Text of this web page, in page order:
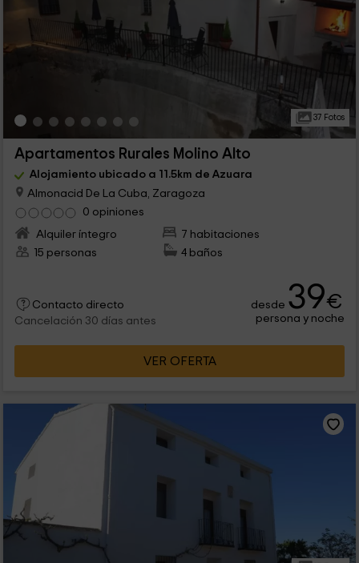
37 Fotos
Apartamentos Rurales Molino Alto
Alojamiento ubicado a 11.5km de Azuara
Almonacid De La Cuba, Zaragoza
0 opiniones
Alquiler íntegro
7 habitaciones
15 personas
4 baños
Contacto directo
Cancelación 30 días antes
desde 39€
persona y noche
VER OFERTA